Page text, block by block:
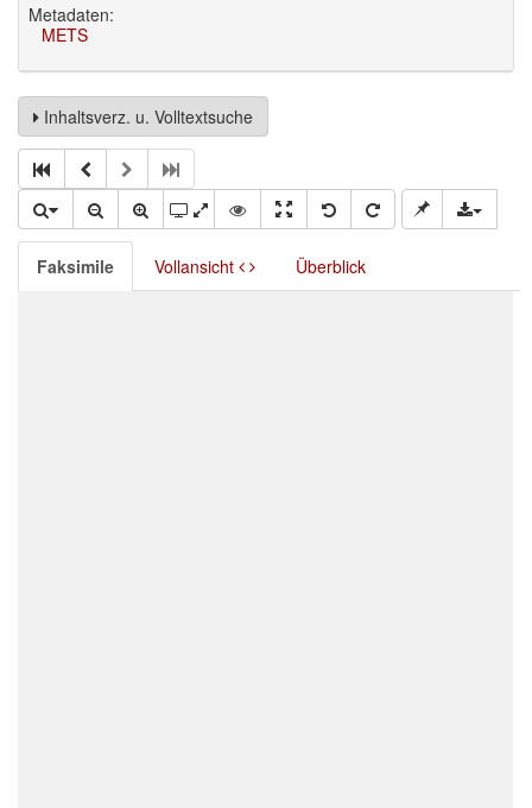
Metadaten:
METS
Inhaltsverz. u. Volltextsuche
Faksimile Vollansicht Überblick